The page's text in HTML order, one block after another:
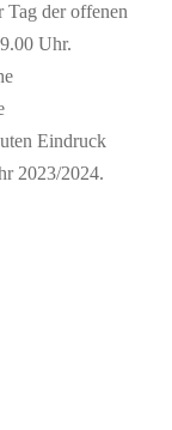
Tag der offenen
Uhr.
Eindruck
2023/2024.